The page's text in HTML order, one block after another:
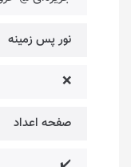
نور پس زمینه
❌
صفحه اعداد